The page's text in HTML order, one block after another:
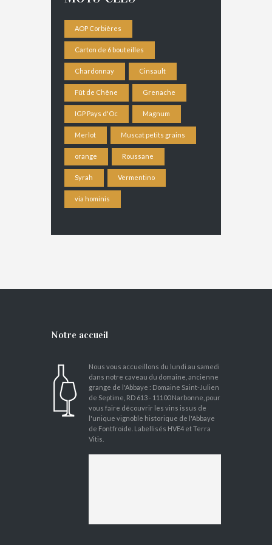
AOP Corbières
Carton de 6 bouteilles
Chardonnay Cinsault
Fût de Chêne Grenache
IGP Pays d'Oc Magnum
Merlot Muscat petits grains
orange Roussane
Syrah Vermentino
via hominis
Notre accueil
Nous vous accueillons du lundi au samedi
dans notre caveau du domaine, ancienne
grange de l'Abbaye : Domaine Saint-Julien
de Septime, RD 613 - 11100 Narbonne, pour
vous faire découvrir les vins issus de
l'unique vignoble historique de l'Abbaye
de Fontfroide. Labellisés HVE4 et Terra
Vitis.